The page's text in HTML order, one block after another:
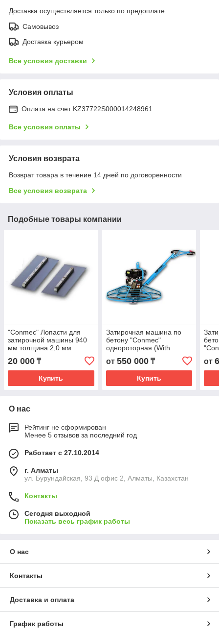
Доставка осуществляется только по предоплате.
Самовывоз
Доставка курьером
Все условия доставки
Условия оплаты
Оплата на счет KZ37722S000014248961
Все условия оплаты
Условия возврата
Возврат товара в течение 14 дней по договоренности
Все условия возврата
Подобные товары компании
"Conmec" Лопасти для
затирочной машины 940
мм толщина 2,0 мм
20 000 ₸
Купить
Затирочная машина по
бетону "Conmec"
однороторная (With
Honda GX160) 600мм
60х60х180
от 550 000₸
Купить
от
О нас
Рейтинг не сформирован
Менее 5 отзывов за последний год
Работает с 27.10.2014
г. Алматы
ул. Бурундайская, 93 Д офис 2, Алматы, Казахстан
Контакты
Сегодня выходной
Показать весь график работы
О нас
Контакты
Доставка и оплата
График работы